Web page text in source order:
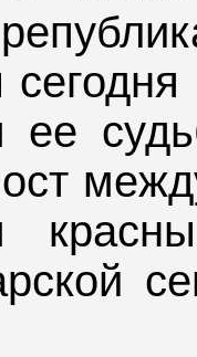
ее